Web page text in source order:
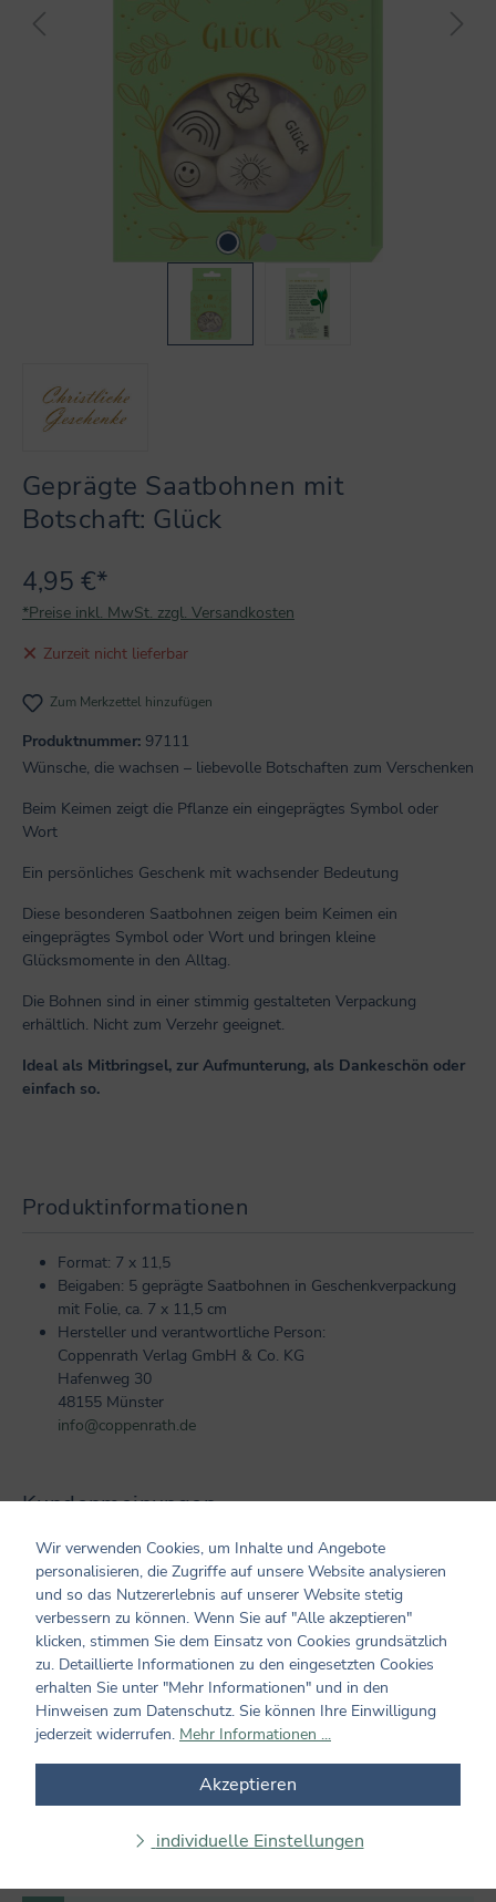
Geprägte Saatbohnen mit
Botschaft: Glück
4,95 €*
*Preise inkl. MwSt. zzgl. Versandkosten
Zurzeit nicht lieferbar
Zum Merkzettel hinzufügen
Produktnummer: 97111
Wünsche, die wachsen – liebevolle Botschaften zum Verschenken
Beim Keimen zeigt die Pflanze ein eingeprägtes Symbol oder
Wort
Ein persönliches Geschenk mit wachsender Bedeutung
Diese besonderen Saatbohnen zeigen beim Keimen ein
eingeprägtes Symbol oder Wort und bringen kleine
Glücksmomente in den Alltag.
Die Bohnen sind in einer stimmig gestalteten Verpackung
erhältlich. Nicht zum Verzehr geeignet.
Ideal als Mitbringsel, zur Aufmunterung, als Dankeschön oder
einfach so.
Produktinformationen
Format: 7 x 11,5
Beigaben: 5 geprägte Saatbohnen in Geschenkverpackung
mit Folie, ca. 7 x 11,5 cm
Hersteller und verantwortliche Person:
Coppenrath Verlag GmbH & Co. KG
Hafenweg 30
48155 Münster
info@coppenrath.de
Kundenmeinungen
0 von 0 Bewertungen
Durchschnittliche Bewertung von 0 von 5 Sternen
Bewerten Sie dieses Produkt!
Teilen Sie Ihre Erfahrungen mit dem Produkt mit anderen
Kunden. Ihre Bewertung darf sich ausschließlich auf Produkte
aus verifizierten Käufen beziehen. Diesen Zusammenhang stellen
wir sicher, indem Bewertungen nur mit einem vorhandenen
Kundenkonto möglich sind.
Bewertungen nur in der aktuellen Sprache anzeigen.
Wir verwenden Cookies, um Inhalte und Angebote
personalisieren, die Zugriffe auf unsere Website analysieren
und so das Nutzererlebnis auf unserer Website stetig
verbessern zu können. Wenn Sie auf "Alle akzeptieren"
klicken, stimmen Sie dem Einsatz von Cookies grundsätzlich
zu. Detaillierte Informationen zu den eingesetzten Cookies
erhalten Sie unter "Mehr Informationen" und in den
Hinweisen zum Datenschutz. Sie können Ihre Einwilligung
jederzeit widerrufen. Mehr Informationen ...
Akzeptieren
individuelle Einstellungen